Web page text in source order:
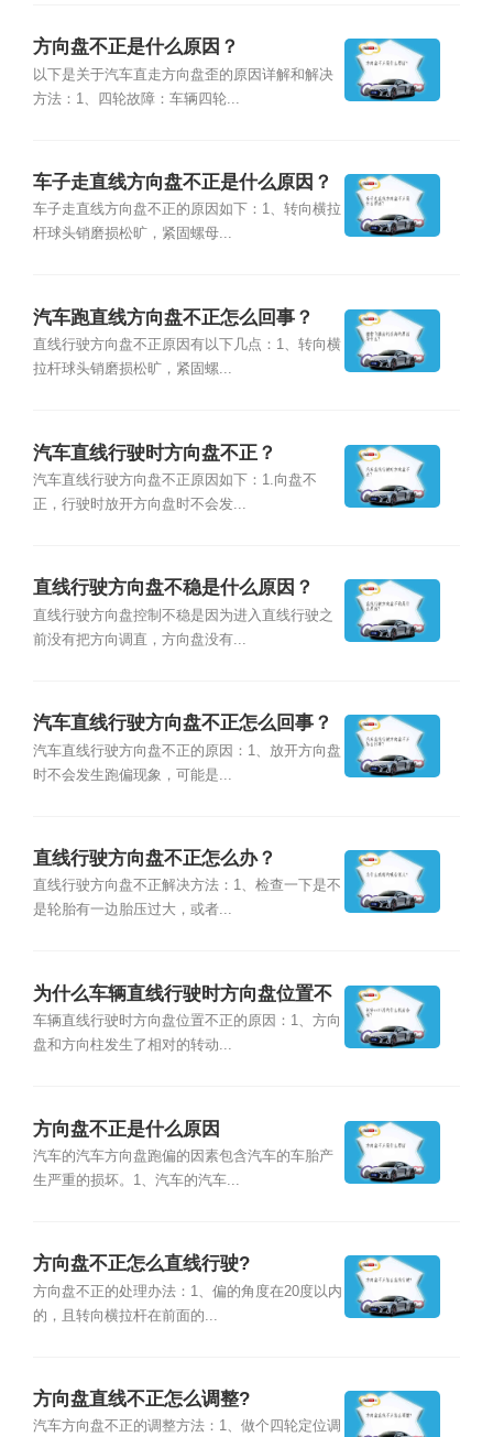
方向盘不正是什么原因？
以下是关于汽车直走方向盘歪的原因详解和解决
方法：1、四轮故障：车辆四轮...
车子走直线方向盘不正是什么原因？
车子走直线方向盘不正的原因如下：1、转向横拉
杆球头销磨损松旷，紧固螺母...
汽车跑直线方向盘不正怎么回事？
直线行驶方向盘不正原因有以下几点：1、转向横
拉杆球头销磨损松旷，紧固螺...
汽车直线行驶时方向盘不正？
汽车直线行驶方向盘不正原因如下：1.向盘不
正，行驶时放开方向盘时不会发...
直线行驶方向盘不稳是什么原因？
直线行驶方向盘控制不稳是因为进入直线行驶之
前没有把方向调直，方向盘没有...
汽车直线行驶方向盘不正怎么回事？
汽车直线行驶方向盘不正的原因：1、放开方向盘
时不会发生跑偏现象，可能是...
直线行驶方向盘不正怎么办？
直线行驶方向盘不正解决方法：1、检查一下是不
是轮胎有一边胎压过大，或者...
为什么车辆直线行驶时方向盘位置不
正？
车辆直线行驶时方向盘位置不正的原因：1、方向
盘和方向柱发生了相对的转动...
方向盘不正是什么原因
汽车的汽车方向盘跑偏的因素包含汽车的车胎产
生严重的损坏。1、汽车的汽车...
方向盘不正怎么直线行驶?
方向盘不正的处理办法：1、偏的角度在20度以内
的，且转向横拉杆在前面的...
方向盘直线不正怎么调整?
汽车方向盘不正的调整方法：1、做个四轮定位调